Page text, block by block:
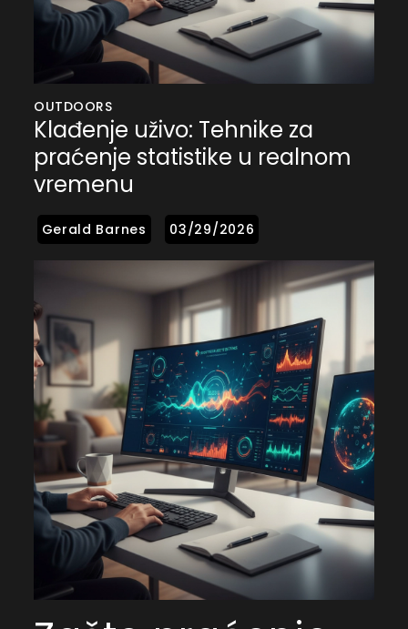
OUTDOORS
Klađenje uživo: Tehnike za
praćenje statistike u realnom
vremenu